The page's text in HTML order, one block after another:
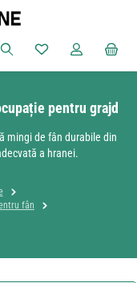
Aveți 0 articole
pentru grajd
mingi de fân durabile din
a hranei.
fân